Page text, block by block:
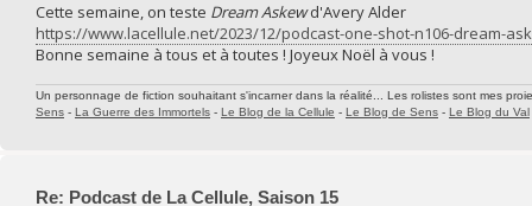
Cette semaine, on teste Dream Askewd'Avery Alder
https://www.lacellule.net/2023/12/podcast-one-shot-n106-dream-
Bonne semaine à tous et à toutes ! Joyeux Noël à vous !
Un personnage de fiction souhaitant s'incarner dans la réalité... Les rolistes sont mes
Sens - La Guerre des Immortels - Le Blog de la Cellule - Le Blog de Sens - Le Blog du Val
Re: Podcast de La Cellule, Saison 15